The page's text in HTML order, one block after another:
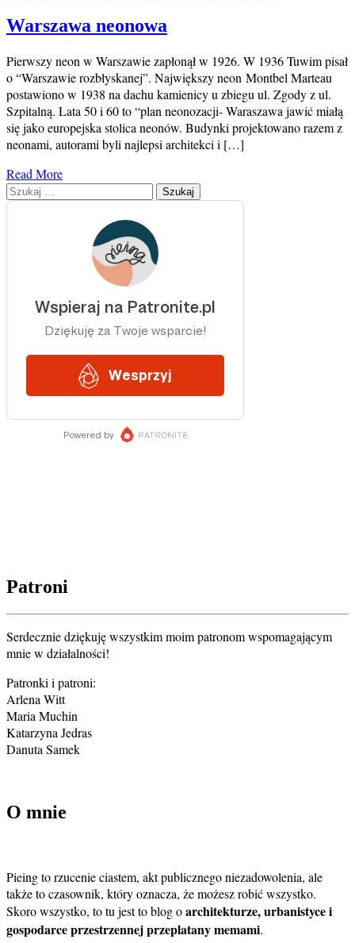
Warszawa neonowa
Pierwszy neon w Warszawie zapłonął w 1926. W 1936 Tuwim pisał
o “Warszawie rozbłyskanej”. Największy neon Montbel Marteau
postawiono w 1938 na dachu kamienicy u zbiegu ul. Zgody z ul.
Szpitalną. Lata 50 i 60 to “plan neonozacji- Waraszawa jawić miałą
się jako europejska stolica neonów. Budynki projektowano razem z
neonami, autorami byli najlepsi architekci i […]
Read More
Szukaj:
Patroni
Serdecznie dziękuję wszystkim moim patronom wspomagającym
mnie w działalności!
Patronki i patroni:
Arlena Witt
Maria Muchin
Katarzyna Jedras
Danuta Samek
O mnie
Pieing to rzucenie ciastem, akt publicznego niezadowolenia, ale
także to czasownik, który oznacza, że możesz robić wszystko.
Skoro wszystko, to tu jest to blog oarchitekturze, urbanistyce i
gospodarce przestrzennej przeplatany memami.